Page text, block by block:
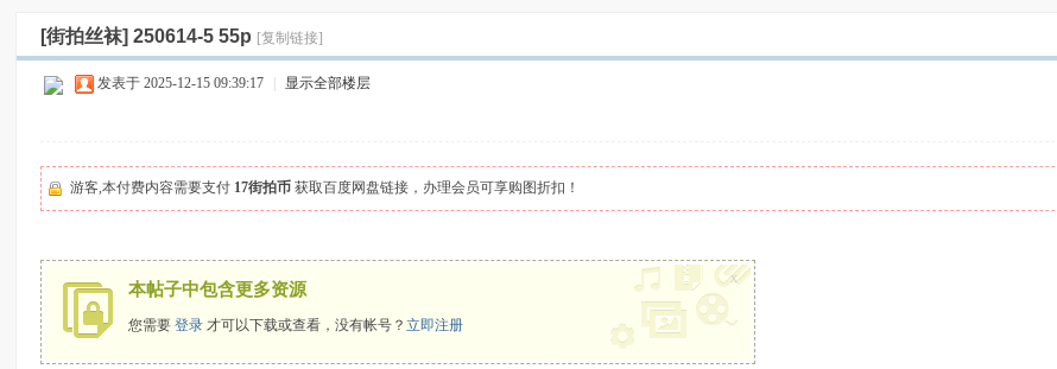
» › › ›
[街拍丝袜]250614-5 55p [复制链接]
发表于 2025-12-15 09:39:17 显示全部楼层
游客,本付费内容需要支付 17街拍币 获取百度网盘链接，办理会员可享购图折扣！
本帖子中包含更多资源
您需要登录 才可以下载或查看，没有帐号？立即注册
x